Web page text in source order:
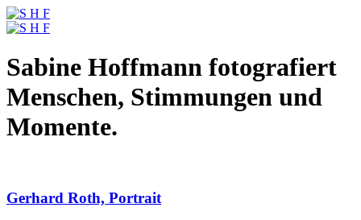
Sabine Hoffmann fotografiert
Menschen, Stimmungen und
Momente.
Gerhard Roth, Portrait